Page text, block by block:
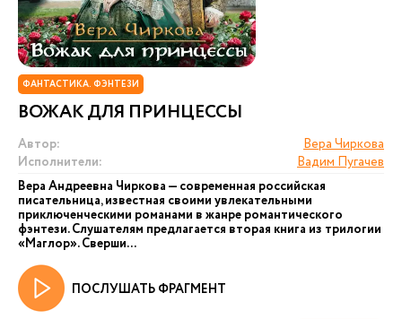
ФАНТАСТИКА. ФЭНТЕЗИ
ВОЖАК ДЛЯ ПРИНЦЕССЫ
Автор:
Вера Чиркова
Исполнители:
Вадим Пугачев
Вера Андреевна Чиркова — современная российская
писательница, известная своими увлекательными
приключенческими романами в жанре романтического
фэнтези. Слушателям предлагается вторая книга из трилогии
«Маглор». Сверши...
ПОСЛУШАТЬ ФРАГМЕНТ